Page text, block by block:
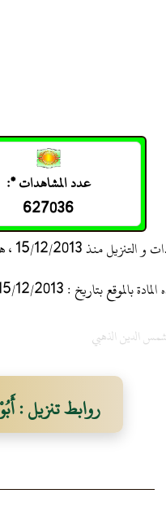
عدد المشاهدات *:
627036
العدد لمجموع المواد المتعلقة بموضوع المادة
بتاريخ : 15/12/2013
الدين الذهبي
روابط تنزيل :